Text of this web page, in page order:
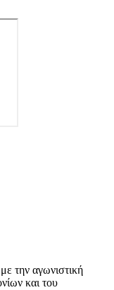
την αγωνιστική
και του